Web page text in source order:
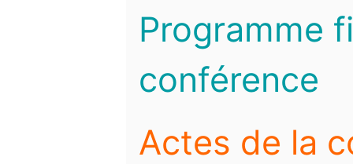
Programme
conférence
Actes de la